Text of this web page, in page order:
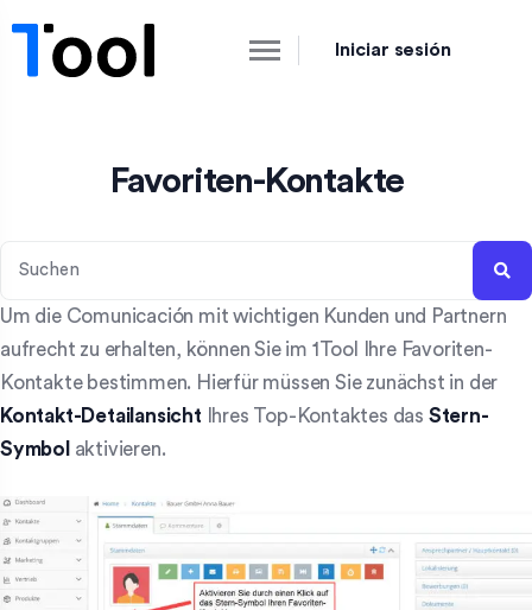
Iniciar sesión
Favoriten-Kontakte
Um die Comunicación mit wichtigen Kunden und Partnern
aufrecht zu erhalten, können Sie im 1Tool Ihre Favoriten-
Kontakte bestimmen. Hierfür müssen Sie zunächst in der
Kontakt-Detailansicht Ihres Top-Kontaktes das Stern-
Symbol aktivieren.